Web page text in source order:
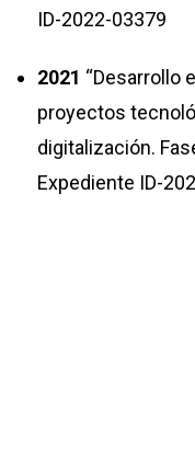
ID-2022-03379
2021 “Desarrollo
proyectos
digitalización.
Expediente ID-